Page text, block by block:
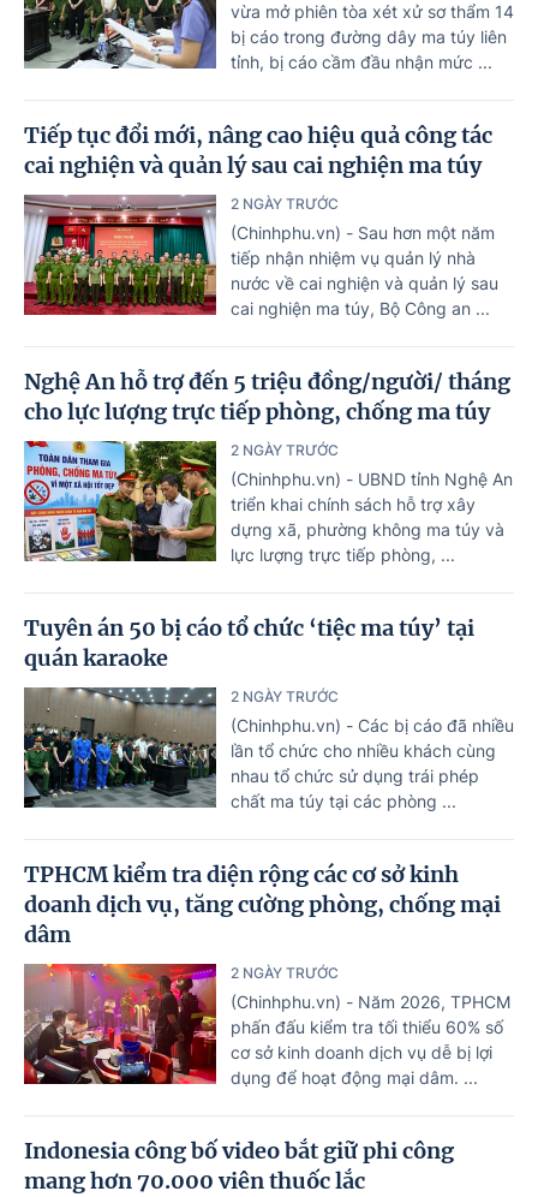
vừa mở phiên tòa xét xử sơ thẩm 14
bị cáo trong đường dây ma túy liên
tỉnh, bị cáo cầm đầu nhận mức ...
Tiếp tục đổi mới, nâng cao hiệu quả công tác
cai nghiện và quản lý sau cai nghiện ma túy
2 NGÀY TRƯỚC
(Chinhphu.vn) - Sau hơn một năm
tiếp nhận nhiệm vụ quản lý nhà
nước về cai nghiện và quản lý sau
cai nghiện ma túy, Bộ Công an ...
Nghệ An hỗ trợ đến 5 triệu đồng/người/ tháng
cho lực lượng trực tiếp phòng, chống ma túy
2 NGÀY TRƯỚC
(Chinhphu.vn) - UBND tỉnh Nghệ An
triển khai chính sách hỗ trợ xây
dựng xã, phường không ma túy và
lực lượng trực tiếp phòng, ...
Tuyên án 50 bị cáo tổ chức ‘tiệc ma túy’ tại
quán karaoke
2 NGÀY TRƯỚC
(Chinhphu.vn) - Các bị cáo đã nhiều
lần tổ chức cho nhiều khách cùng
nhau tổ chức sử dụng trái phép
chất ma túy tại các phòng ...
TPHCM kiểm tra diện rộng các cơ sở kinh
doanh dịch vụ, tăng cường phòng, chống mại
dâm
2 NGÀY TRƯỚC
(Chinhphu.vn) - Năm 2026, TPHCM
phấn đấu kiểm tra tối thiểu 60% số
cơ sở kinh doanh dịch vụ dễ bị lợi
dụng để hoạt động mại dâm. ...
Indonesia công bố video bắt giữ phi công
mang hơn 70.000 viên thuốc lắc